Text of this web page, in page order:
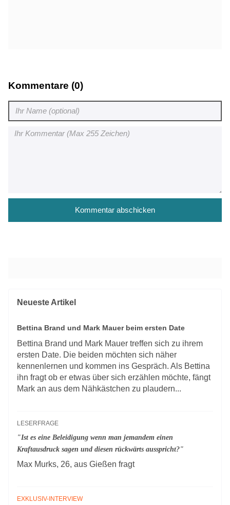
Kommentare (0)
Neueste Artikel
Bettina Brand und Mark Mauer beim ersten Date
Bettina Brand und Mark Mauer treffen sich zu ihrem
ersten Date. Die beiden möchten sich näher
kennenlernen und kommen ins Gespräch. Als Bettina
ihn fragt ob er etwas über sich erzählen möchte, fängt
Mark an aus dem Nähkästchen zu plaudern...
LESERFRAGE
"Ist es eine Beleidigung wenn man jemandem einen
Kraftausdruck sagen und diesen rückwärts ausspricht?"
Max Murks, 26, aus Gießen fragt
EXKLUSIV-INTERVIEW